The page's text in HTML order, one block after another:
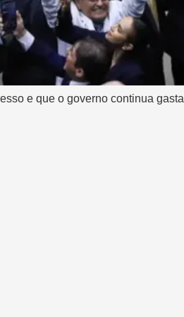
e que o governo continua